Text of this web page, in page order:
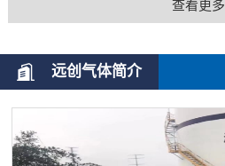
查看更多
远创气体简介